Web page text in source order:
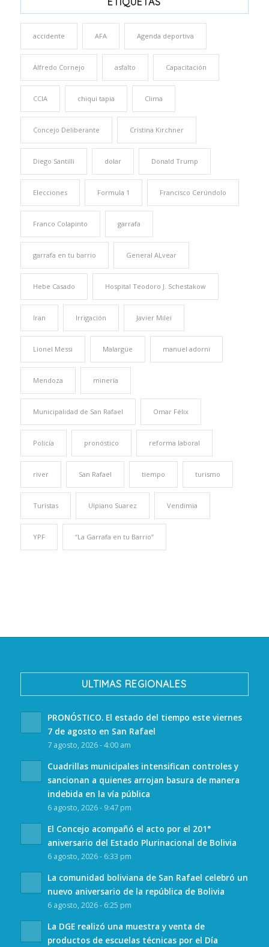
accidente AFA Agenda deportiva
Alfredo Cornejo asfalto Capacitación
CCIA chiqui tapia Clima
Concejo Deliberante Cristina Kirchner
Diego Santilli dolar Donald Trump
Elecciones Formula 1 Francisco Cerúndolo
Franco Colapinto garrafa
garrafa en tu barrio General ALvear
Hebe Casado Hospital Teodoro J. Schestakow
Iran Irrigación Javier Milei
Lionel Messi Malargüe manuel adorni
Mendoza minería
Municipalidad de San Rafael Omar Félix
Policía pronóstico reforma laboral
river San Rafael tiempo turismo
Turistas Ulpiano Suarez Vendimia
YPF “La Garrafa en tu Barrio”
ULTIMAS REGIONALES
PRONÓSTICO. El estado del tiempo este viernes
7 de agosto en San Rafael
7 agosto, 2026 - 4:00 am
Cuadrillas municipales intensifican controles y
sancionan a quienes arrojan basura de manera
indebida en la vía pública
6 agosto, 2026 - 9:47 pm
El Concejo acompañó el acto por el 201°
aniversario del Estado Plurinacional de Bolivia
6 agosto, 2026 - 6:33 pm
La comunidad boliviana de San Rafael celebró un
nuevo aniversario de la república de Bolivia
6 agosto, 2026 - 6:25 pm
La DGE realizó una muestra y venta de
productos de escuelas técnicas por el Día